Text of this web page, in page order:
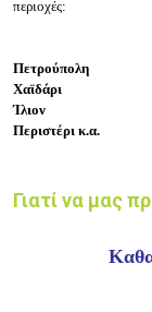
περιοχές:
Πετρούπολη
Χαϊδάρι
Ίλιον
Περιστέρι κ.α.
Γιατί να μας